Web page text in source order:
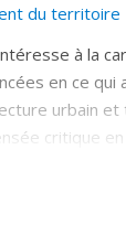
du territoire
à la
en ce qui
urbain et
critique
de